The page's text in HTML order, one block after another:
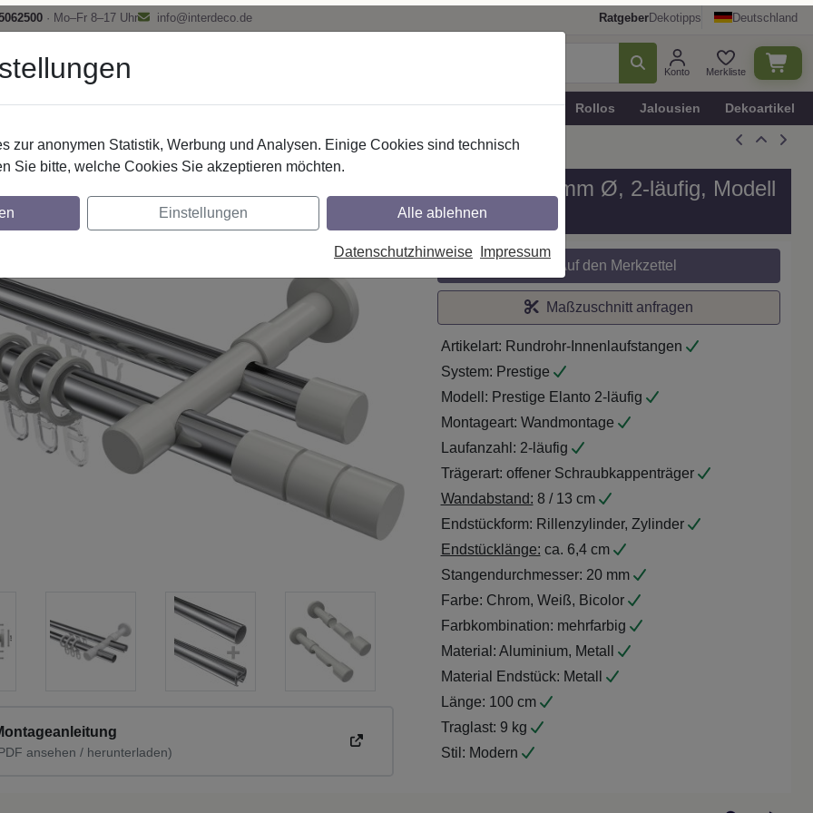
· Mo–Fr 8–17 Uhr info@interdeco.de RatgeberDekotipps Deutschland
Konto Merkliste
Gardinenschienen Scheibenstangen Gardinen Plissee - Faltstores Rollos Jalousien Dekoartikel
Rundrohr-Innenlaufstangen Aluminium / Metall
Innenlauf Gardinenstangen aus Aluminium / Metall in 20 mm Ø, 2-läufig, Modell
- Elanto Chrom / Weiß
ansehen / herunterladen)
Auf den Merkzettel
Maßzuschnitt anfragen
Artikelart: Rundrohr-Innenlaufstangen
System: Prestige
Modell: Prestige Elanto 2-läufig
Montageart: Wandmontage
Laufanzahl: 2-läufig
Trägerart: offener Schraubkappenträger
Wandabstand: 8 / 13 cm
Endstückform: Rillenzylinder, Zylinder
Endstücklänge: ca. 6,4 cm
Stangendurchmesser: 20 mm
Farbe: Chrom, Weiß, Bicolor
Farbkombination: mehrfarbig
Material: Aluminium, Metall
Material Endstück: Metall
Länge: 100 cm
Traglast: 9 kg
Stil: Modern
zur anonymen Statistik, Werbung und Analysen. Einige Cookies sind technisch
Sie bitte, welche Cookies Sie akzeptieren möchten.
Einstellungen Alle ablehnen
Datenschutzhinweise Impressum